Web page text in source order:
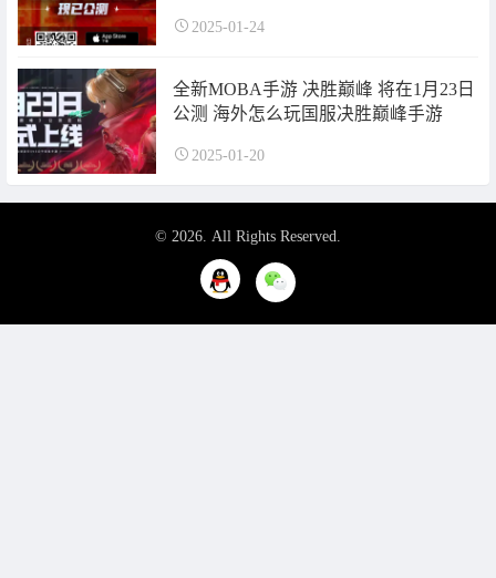
2025-01-24
全新MOBA手游 决胜巅峰 将在1月23日
公测 海外怎么玩国服决胜巅峰手游
2025-01-20
© 2026. All Rights Reserved.